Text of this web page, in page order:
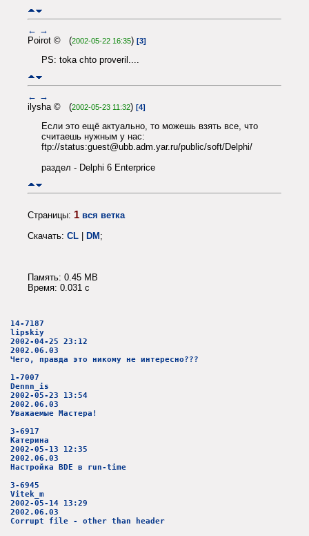
← →
Poirot © (2002-05-22 16:35) [3]
PS: toka chto proveril....
← →
ilysha © (2002-05-23 11:32) [4]
Если это ещё актуально, то можешь взять все, что
считаешь нужным у нас:
ftp://status:guest@ubb.adm.yar.ru/public/soft/Delphi/
раздел - Delphi 6 Enterprice
Страницы: 1 вся ветка
Скачать: CL | DM;
Память: 0.45 MB
Время: 0.031 c
14-7187
lipskiy
2002-04-25 23:12
2002.06.03
Чего, правда это никому не интересно???
1-7007
Dennn_is
2002-05-23 13:54
2002.06.03
Уважаемые Мастера!
3-6917
Катерина
2002-05-13 12:35
2002.06.03
Настройка BDE в run-time
3-6945
Vitek_m
2002-05-14 13:29
2002.06.03
Corrupt file - other than header